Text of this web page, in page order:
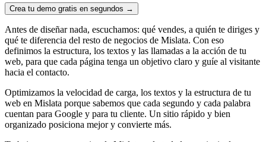
Crea tu demo gratis en segundos →
Antes de diseñar nada, escuchamos: qué vendes, a quién te diriges y
qué te diferencia del resto de negocios de Mislata. Con eso
definimos la estructura, los textos y las llamadas a la acción de tu
web, para que cada página tenga un objetivo claro y guíe al visitante
hacia el contacto.
Optimizamos la velocidad de carga, los textos y la estructura de tu
web en Mislata porque sabemos que cada segundo y cada palabra
cuentan para Google y para tu cliente. Un sitio rápido y bien
organizado posiciona mejor y convierte más.